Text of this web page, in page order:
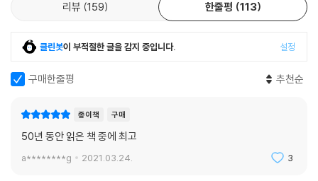
다고 밝힌다. 스릴 넘치는 추리 과정과 각종 원전에 대한 엄밀한 검토 끝에
다. 저자는 이러한 왜곡된 역사가 이야기에 그치지 않고 부정적인 세계관
를 내는 결과)가 되어 인간의 행태를 좌우한다고 지적한다. 마치 계몽주의
끌었던 부정적인 세계관이 우리 사회를 지금에 이르게 만들었듯이 말이다.
“기로에 선 인류. 갈등과 공멸, 연대와 협력 중 무엇을 선택할 것인가”
- 부패하는 권력의 속성을 넘어, 협력과 연대라는 ‘호모 퍼피’의 본능을 되
리뷰 159 한줄평 113
클린봇이 부적절한 글을 감지 중입니다. 설정
구매한줄평 추천순
종이책 구매
50년 동안 읽은 책 중에 최고
a********g 2021.03.24. 3